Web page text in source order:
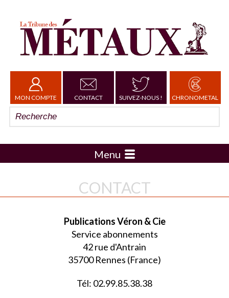
MON COMPTE CONTACT SUIVEZ-NOUS ! CHRONOMETAL
Menu
CONTACT
Publications Véron & Cie
Service abonnements
42 rue d'Antrain
35700 Rennes (France)
Tél: 02.99.85.38.38